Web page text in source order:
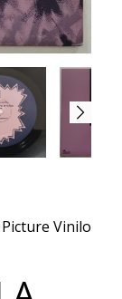
Vinilo